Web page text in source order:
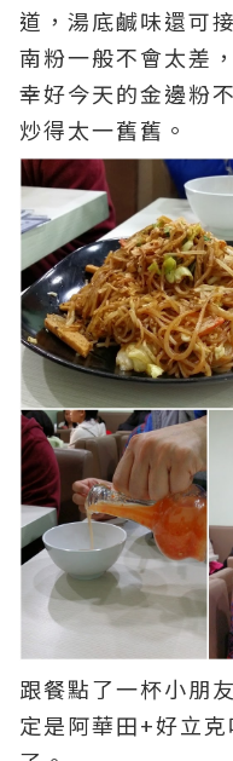
道，湯底鹹味還可
南粉一般不會太差
幸好今天的金邊粉
炒得太一舊舊。
跟餐點了一杯小朋
定是阿華田+好立